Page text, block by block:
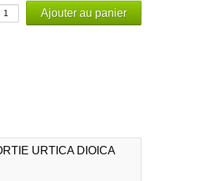
URTICA DIOICA